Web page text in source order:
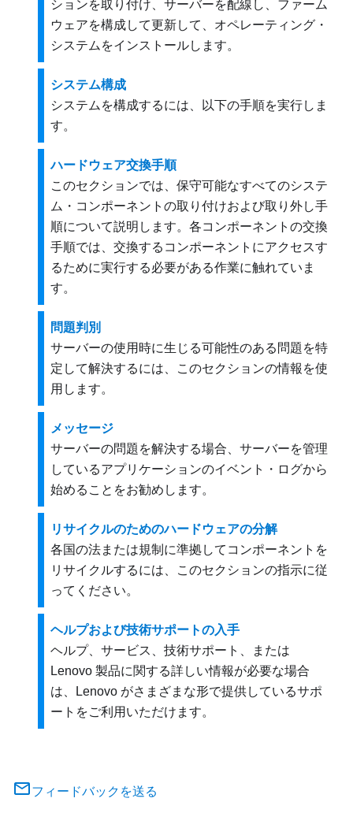
ションを取り付け、サーバーを配線し、ファーム
ウェアを構成して更新して、オペレーティング・
システムをインストールします。
システム構成
システムを構成するには、以下の手順を実行しま
す。
ハードウェア交換手順
このセクションでは、保守可能なすべてのシステ
ム・コンポーネントの取り付けおよび取り外し手
順について説明します。各コンポーネントの交換
手順では、交換するコンポーネントにアクセスす
るために実行する必要がある作業に触れていま
す。
問題判別
サーバーの使用時に生じる可能性のある問題を特
定して解決するには、このセクションの情報を使
用します。
メッセージ
サーバーの問題を解決する場合、サーバーを管理
しているアプリケーションのイベント・ログから
始めることをお勧めします。
リサイクルのためのハードウェアの分解
各国の法または規制に準拠してコンポーネントを
リサイクルするには、このセクションの指示に従
ってください。
ヘルプおよび技術サポートの入手
ヘルプ、サービス、技術サポート、または
Lenovo 製品に関する詳しい情報が必要な場合
は、Lenovo がさまざまな形で提供しているサポ
ートをご利用いただけます。
フィードバックを送る